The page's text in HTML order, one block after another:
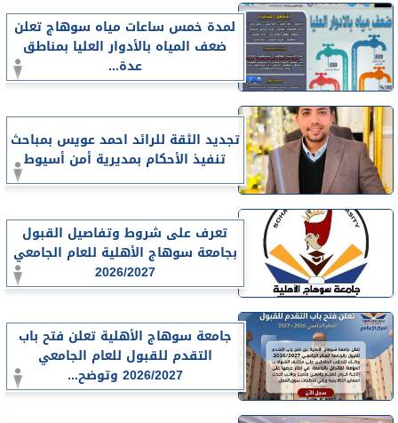
لمدة خمس ساعات مياه سوهاج تعلن
ضعف المياه بالأدوار العليا بمناطق
عدة...
تجديد الثقة للرائد احمد عويس بمباحث
تنفيذ الأحكام بمديرية أمن أسيوط
تعرف على شروط وتفاصيل القبول
بجامعة سوهاج الأهلية للعام الجامعي
2026/2027
جامعة سوهاج الأهلية تعلن فتح باب
التقدم للقبول للعام الجامعي
2026/2027 وتوضح...